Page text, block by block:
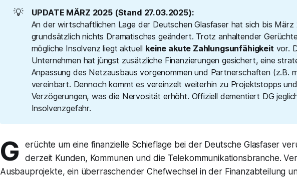
💡
UPDATE MÄRZ 2025 (Stand 27.03.2025):
An der wirtschaftlichen Lage der Deutschen Glasfaser hat sich bis März
grundsätzlich nichts Dramatisches geändert. Trotz anhaltender
mögliche Insolvenz liegt aktuell keine akute Zahlungsunfähigkeit vor.
Unternehmen hat jüngst zusätzliche Finanzierungen gesichert, eine
Anpassung des Netzausbaus vorgenommen und Partnerschaften (z.B.
vereinbart. Dennoch kommt es vereinzelt weiterhin zu Projektstopps und
Verzögerungen, was die Nervosität erhöht. Offiziell dementiert DG
Insolvenzgefahr.
G
erüchte um eine finanzielle Schieflage bei der Deutsche Glasfaser
derzeit Kunden, Kommunen und die Telekommunikationsbranche.
Ausbauprojekte, ein überraschender Chefwechsel in der Finanzabteilung